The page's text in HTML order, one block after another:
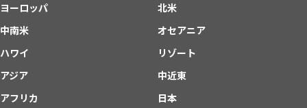
ヨーロッパ
北米
中南米
オセアニア
ハワイ
リゾート
アジア
中近東
アフリカ
日本